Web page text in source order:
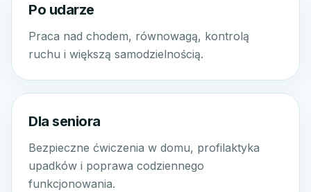
Po udarze
Praca nad chodem, równowagą, kontrolą
ruchu i większą samodzielnością.
Dla seniora
Bezpieczne ćwiczenia w domu, profilaktyka
upadków i poprawa codziennego
funkcjonowania.